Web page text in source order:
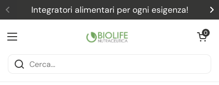
Passa ai contenuti
Precedente
Integratori alimentari per ogni esigenza!
Apri menu
Apri0